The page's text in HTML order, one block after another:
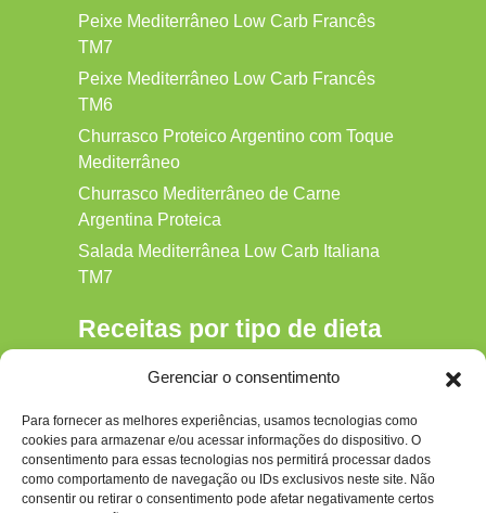
Gerenciar o consentimento
Para fornecer as melhores experiências, usamos tecnologias como
cookies para armazenar e/ou acessar informações do dispositivo. O
consentimento para essas tecnologias nos permitirá processar dados
como comportamento de navegação ou IDs exclusivos neste site. Não
consentir ou retirar o consentimento pode afetar negativamente certos
Peixe Mediterrâneo Low Carb Francês
TM7
Peixe Mediterrâneo Low Carb Francês
TM6
Churrasco Proteico Argentino com Toque
Mediterrâneo
Churrasco Mediterrâneo de Carne
Argentina Proteica
Salada Mediterrânea Low Carb Italiana
TM7
Receitas por tipo de dieta
Gluten‑free
Hipocalórica
Low Carb